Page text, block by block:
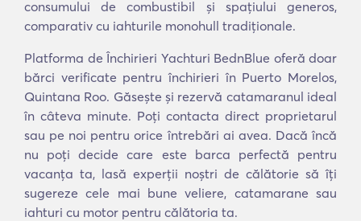
consumului de combustibil și spațiului generos,
comparativ cu iahturile monohull tradiționale.
Platforma de Închirieri Yachturi BednBlue oferă doar
bărci verificate pentru închirieri în Puerto Morelos,
Quintana Roo. Găsește și rezervă catamaranul ideal
în câteva minute. Poți contacta direct proprietarul
sau pe noi pentru orice întrebări ai avea. Dacă încă
nu poți decide care este barca perfectă pentru
vacanța ta, lasă experții noștri de călătorie să îți
sugereze cele mai bune veliere, catamarane sau
iahturi cu motor pentru călătoria ta.